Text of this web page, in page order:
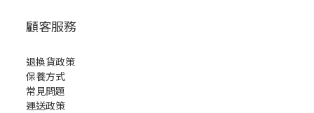
顧客服務
退換貨政策
保養方式
常見問題
運送政策